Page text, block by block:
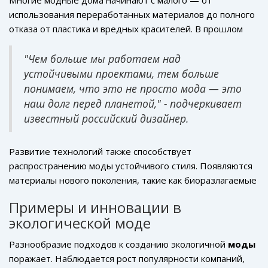
мультикультурном обществе.
продиктованная состоянием окружающей среды.
Ведущие мировые эксперты обращают внимание на
необходимость перемен и задумываются о своем
вкладе для борьбы с загрязнением.
использования переработанных материалов до полного
отказа от пластика и вредных красителей. В прошлом
году было отмечено, что более 60% новообразований
брендов касаются именно устойчивых технологий. Это
может быть производство одежды из органического
хлопка или создание аксессуаров из переработанных
материалов.Россиятакже не отстает в этом вопросе, и
такие российские дизайнеры как Алена Ахмадуллина
предлагают коллекции, основанные именно на
"Чем больше мы работаем над
устойчивыми проектами, тем больше
понимаем, что это не просто мода — это
наш долг перед планетой," - подчеркивает
известный российский дизайнер.
Развитие технологий также способствует
распространению моды устойчивого стиля. Появляются
материалы нового поколения, такие как биоразлагаемые
позволяют значительно снизить углеродный след
производства, что благотворно сказывается на экологии.
над разработкой таких материалов, стремясь вывести
Примеры и инновации в
экологической моде
Разнообразие подходов к созданию экологичной моды
поражает. Наблюдается рост популярности компаний,